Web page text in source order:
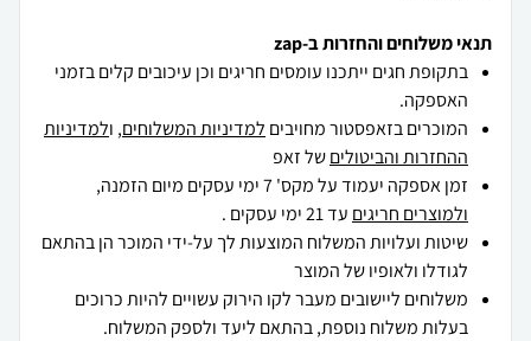
תנאי משלוחים והחזרות ב-zap
בתקופת חגים ייתכנו עומסים חריגים וכן עיכובים קלים בזמני
האספקה.
המוכרים בזאפסטור מחויבים למדיניות המשלוחים, ולמדיניות
ההחזרות והביטוליםשל זאפ
זמן אספקה יעמוד על מקס' 7 ימי עסקים מיום הזמנה,
ולמוצרים חריגים עד 21 ימי עסקים .
שיטות ועלויות המשלוח המוצעות לך על-ידי המוכר הן בהתאם
לגודלו ולאופיו של המוצר
משלוחים ליישובים מעבר לקו הירוק עשויים להיות כרוכים
בעלות משלוח נוספת, בהתאם ליעד ולספק המשלוח.